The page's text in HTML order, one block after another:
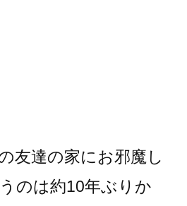
友達の家にお邪魔し
のは約10年ぶりか